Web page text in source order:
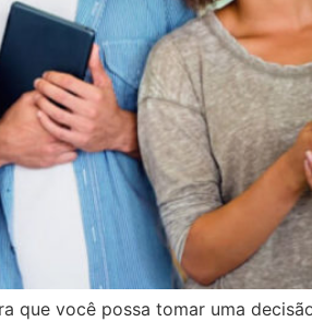
que você possa tomar uma